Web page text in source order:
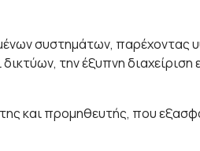
συστημάτων, παρέχοντας
την έξυπνη διαχείριση
και προμηθευτής, που